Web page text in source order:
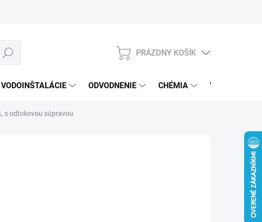
Hľadať
NÁKUPNÝ
PRÁZDNY KOŠÍK
VODOINŠTALÁCIE ODVODNENIE CHÉMIA VEREJNÝ
s odtokovou súpravou